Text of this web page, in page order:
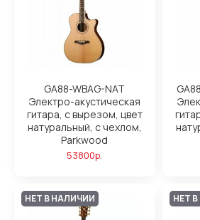
GA88-WBAG-NAT
Электро-акустическая
гитара, с вырезом, цвет
натуральный, с чехлом,
Parkwood
53800р.
НЕТ В НАЛИЧИИ НЕТ